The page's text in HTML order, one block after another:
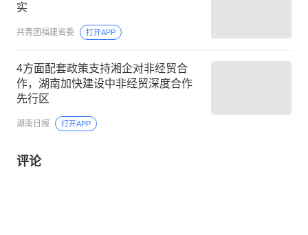
实
共青团福建省委 打开APP
4方面配套政策支持湘企对非经贸合
作，湖南加快建设中非经贸深度合作
先行区
湖南日报 打开APP
评论